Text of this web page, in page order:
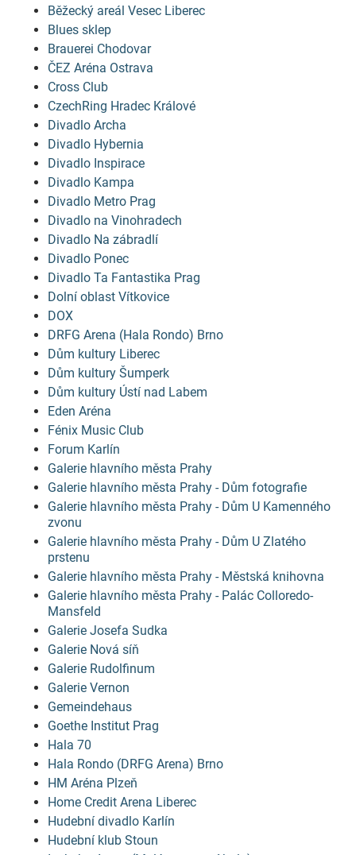
Běžecký areál Vesec Liberec
Blues sklep
Brauerei Chodovar
ČEZ Aréna Ostrava
Cross Club
CzechRing Hradec Králové
Divadlo Archa
Divadlo Hybernia
Divadlo Inspirace
Divadlo Kampa
Divadlo Metro Prag
Divadlo na Vinohradech
Divadlo Na zábradlí
Divadlo Ponec
Divadlo Ta Fantastika Prag
Dolní oblast Vítkovice
DOX
DRFG Arena (Hala Rondo) Brno
Dům kultury Liberec
Dům kultury Šumperk
Dům kultury Ústí nad Labem
Eden Aréna
Fénix Music Club
Forum Karlín
Galerie hlavního města Prahy
Galerie hlavního města Prahy - Dům fotografie
Galerie hlavního města Prahy - Dům U Kamenného
zvonu
Galerie hlavního města Prahy - Dům U Zlatého
prstenu
Galerie hlavního města Prahy - Městská knihovna
Galerie hlavního města Prahy - Palác Colloredo-
Mansfeld
Galerie Josefa Sudka
Galerie Nová síň
Galerie Rudolfinum
Galerie Vernon
Gemeindehaus
Goethe Institut Prag
Hala 70
Hala Rondo (DRFG Arena) Brno
HM Aréna Plzeň
Home Credit Arena Liberec
Hudební divadlo Karlín
Hudební klub Stoun